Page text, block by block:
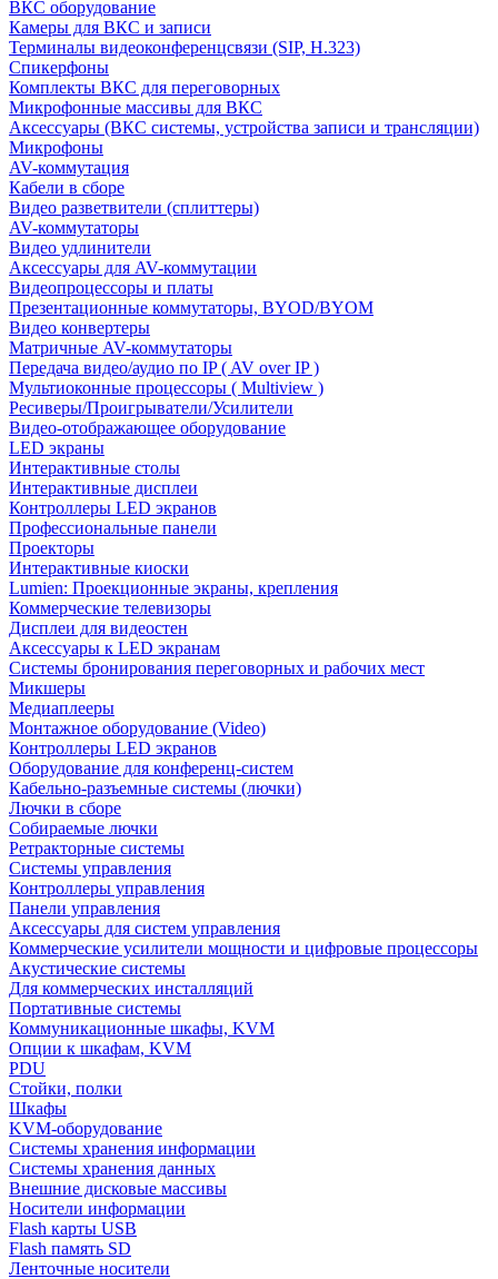
ВКС оборудование
Камеры для ВКС и записи
Терминалы видеоконференцсвязи (SIP, H.323)
Спикерфоны
Комплекты ВКС для переговорных
Микрофонные массивы для ВКС
Аксессуары (ВКС системы, устройства записи и трансляции)
Микрофоны
AV-коммутация
Кабели в сборе
Видео разветвители (сплиттеры)
AV-коммутаторы
Видео удлинители
Аксессуары для AV-коммутации
Видеопроцессоры и платы
Презентационные коммутаторы, BYOD/BYOM
Видео конвертеры
Матричные AV-коммутаторы
Передача видео/аудио по IP ( AV over IP )
Мультиоконные процессоры ( Multiview )
Ресиверы/Проигрыватели/Усилители
Видео-отображающее оборудование
LED экраны
Интерактивные столы
Интерактивные дисплеи
Контроллеры LED экранов
Профессиональные панели
Проекторы
Интерактивные киоски
Lumien: Проекционные экраны, крепления
Коммерческие телевизоры
Дисплеи для видеостен
Аксессуары к LED экранам
Системы бронирования переговорных и рабочих мест
Микшеры
Медиаплееры
Монтажное оборудование (Video)
Контроллеры LED экранов
Оборудование для конференц-систем
Кабельно-разъемные системы (лючки)
Лючки в сборе
Собираемые лючки
Ретракторные системы
Системы управления
Контроллеры управления
Панели управления
Аксессуары для систем управления
Коммерческие усилители мощности и цифровые процессоры
Акустические системы
Для коммерческих инсталляций
Портативные системы
Коммуникационные шкафы, KVM
Опции к шкафам, KVM
PDU
Стойки, полки
Шкафы
KVM-оборудование
Системы хранения информации
Системы хранения данных
Внешние дисковые массивы
Носители информации
Flash карты USB
Flash память SD
Ленточные носители